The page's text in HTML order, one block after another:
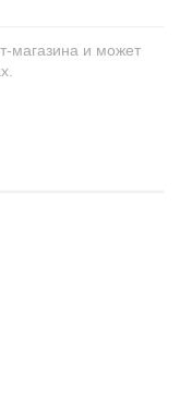
магазина и может